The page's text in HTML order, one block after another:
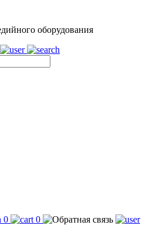
оборудования
0 0